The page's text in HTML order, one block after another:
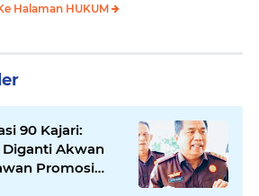
Halaman HUKUM
90 Kajari:
Diganti Akwan
Promosi